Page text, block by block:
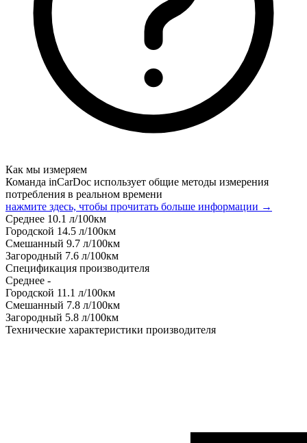
Как мы измеряем
Команда inCarDoc использует общие методы измерения
потребления в реальном времени
нажмите здесь, чтобы прочитать больше информации →
Среднее 10.1 л/100км
Городской 14.5 л/100км
Смешанный 9.7 л/100км
Загородный 7.6 л/100км
Спецификация производителя
Среднее -
Городской 11.1 л/100км
Смешанный 7.8 л/100км
Загородный 5.8 л/100км
Технические характеристики производителя